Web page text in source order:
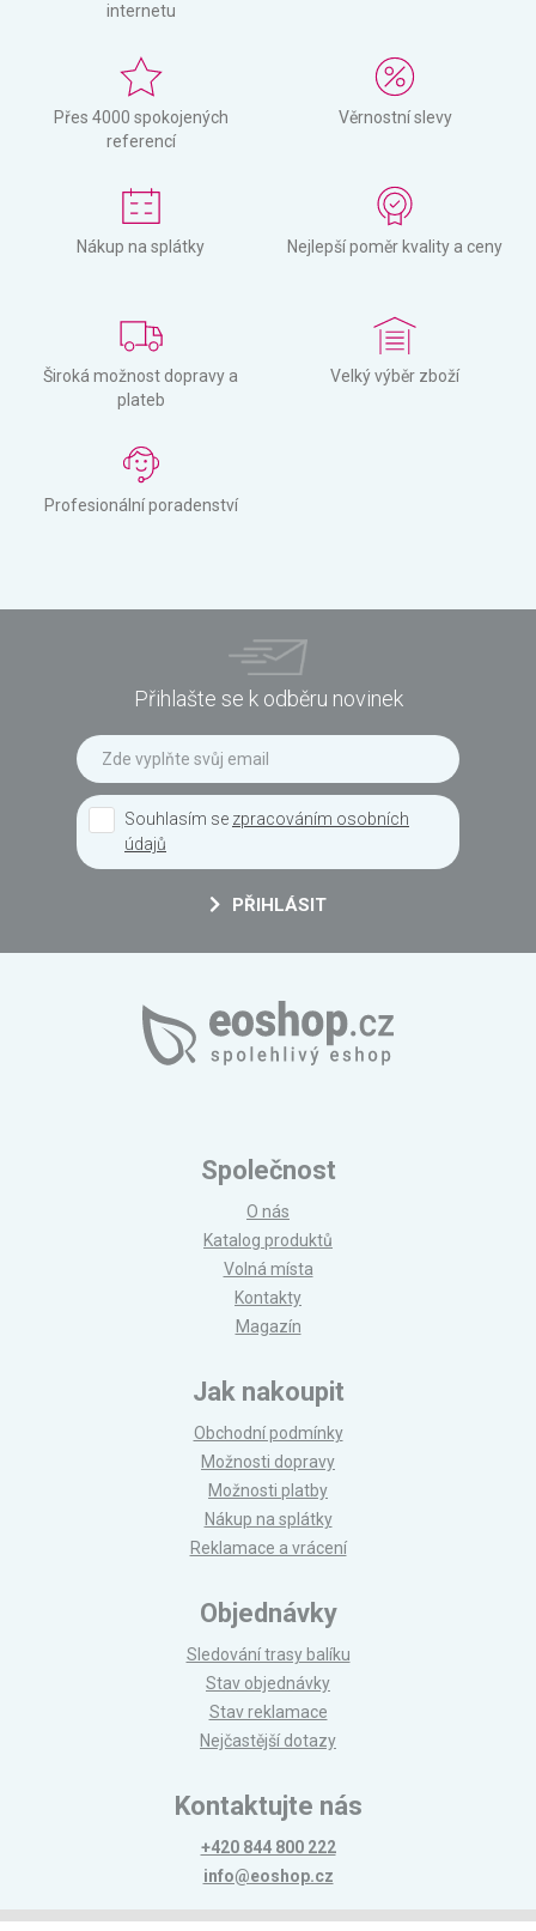
internetu
Přes 4000 spokojených
referencí
Věrnostní slevy
Nákup na splátky Nejlepší poměr kvality a ceny
Široká možnost dopravy a
plateb
Velký výběr zboží
Profesionální poradenství
Přihlašte se k odběru novinek
Souhlasím se zpracováním osobních
údajů
PŘIHLÁSIT
Společnost
O nás
Katalog produktů
Volná místa
Kontakty
Magazín
Jak nakoupit
Obchodní podmínky
Možnosti dopravy
Možnosti platby
Nákup na splátky
Reklamace a vrácení
Objednávky
Sledování trasy balíku
Stav objednávky
Stav reklamace
Nejčastější dotazy
Kontaktujte nás
+420 844 800 222
info@eoshop.cz